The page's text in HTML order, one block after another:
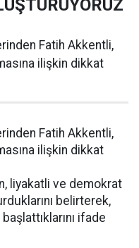
Fatih Akkentli,
ilişkin dikkat
Fatih Akkentli,
ilişkin dikkat
liyakatli ve demokrat
belirterek,
ifade